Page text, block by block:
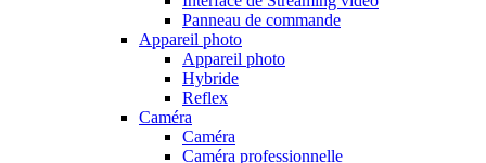
Panneau de commande
Appareil photo
Appareil photo
Hybride
Reflex
Caméra
Caméra
Caméra professionnelle